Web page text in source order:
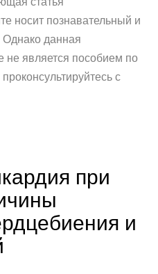
носит познавательный и
Однако данная
является пособием по
с
при
и